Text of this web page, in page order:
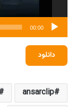
00:00
دانلود
ansarclip